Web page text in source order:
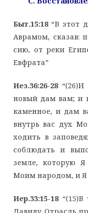
Быт.15:18“В этот
Аврамом, сказав:
сию, от реки
Евфрата”
Иез.36:26-28“(26)И
новый дам вам; и
каменное, и дам
внутрь вас дух
ходить в
соблюдать и
земле, которую
Моим народом, и Я
Иер.33:15-18“(15)В